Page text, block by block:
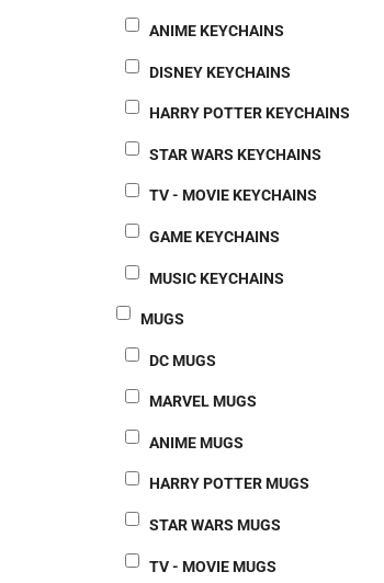
ANIME KEYCHAINS
DISNEY KEYCHAINS
HARRY POTTER KEYCHAINS
STAR WARS KEYCHAINS
TV - MOVIE KEYCHAINS
GAME KEYCHAINS
MUSIC KEYCHAINS
MUGS
DC MUGS
MARVEL MUGS
ANIME MUGS
HARRY POTTER MUGS
STAR WARS MUGS
TV - MOVIE MUGS